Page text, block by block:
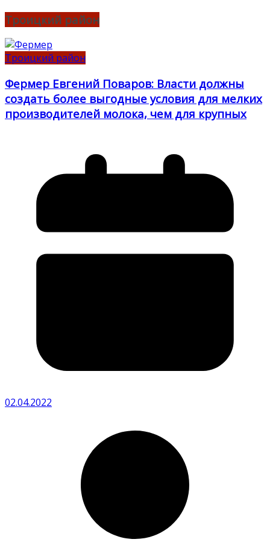
Троицкий район
Троицкий район
Фермер Евгений Поваров: Власти должны
создать более выгодные условия для мелких
производителей молока, чем для крупных
02.04.2022